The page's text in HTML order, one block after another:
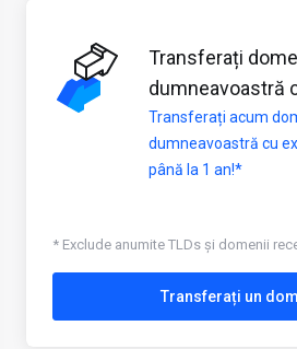
Transferați
dumneavoastră
Transferați acum
dumneavoastră cu
până la 1 an!*
* Exclude anumite TLDs și domenii
Transferați un